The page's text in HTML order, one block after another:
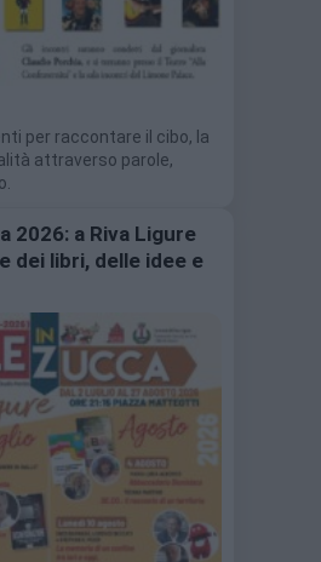
per raccontare il cibo, la
attraverso parole,
2026: a Riva Ligure
dei libri, delle idee e